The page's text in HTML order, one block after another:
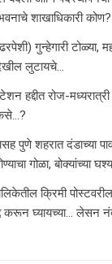
शाखाधिकारी कोण?
गुन्हेगारी टोळ्या,
लुटायचे…
हद्दीत रोज-मध्यरात्री
पुणे शहरात दंडाच्या
गोळा, बोक्यांच्या
क्रिमी पोस्टवरील
करून घ्यायच्या… लेसन